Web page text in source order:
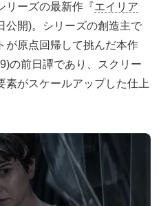
リーズの最新作『エイリア
公開)。シリーズの創造主で
が原点回帰して挑んだ本作
の前日譚であり、スクリー
素がスケールアップした仕上